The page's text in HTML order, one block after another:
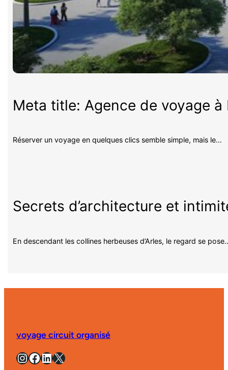
Meta title: Agence de voyage
Réserver un voyage en quelques clics semble simple, mais le…
Secrets d’architecture et
En descendant les collines herbeuses d’Arles, le regard se
voyage circuit organisé
InstagramFacebook LinkedIn X